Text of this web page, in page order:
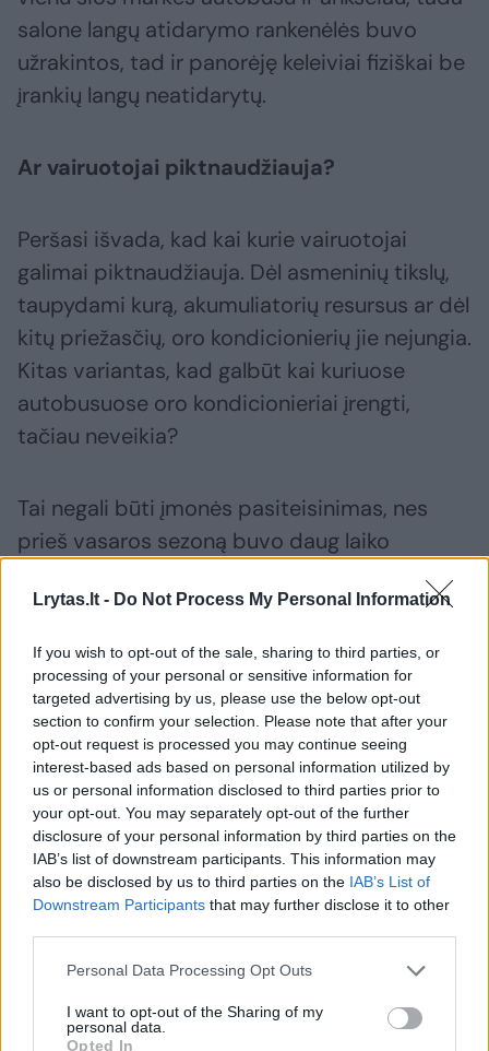
Lrytas.lt - Do Not Process My Personal Information
If you wish to opt-out of the sale, sharing to third parties, or
processing of your personal or sensitive information for
targeted advertising by us, please use the below opt-out
section to confirm your selection. Please note that after your
opt-out request is processed you may continue seeing
interest-based ads based on personal information utilized by
us or personal information disclosed to third parties prior to
your opt-out. You may separately opt-out of the further
disclosure of your personal information by third parties on the
IAB’s list of downstream participants. This information may
also be disclosed by us to third parties on the IAB’s List of
Downstream Participants that may further disclose it to other
Personal Data Processing Opt Outs
I want to opt-out of the Sharing of my
personal data.
Opted In
salone langų atidarymo rankenėlės buvo
užrakintos, tad ir panorėję keleiviai fiziškai be
įrankių langų neatidarytų.
Ar vairuotojai piktnaudžiauja?
Peršasi išvada, kad kai kurie vairuotojai
galimai piktnaudžiauja. Dėl asmeninių tikslų,
taupydami kurą, akumuliatorių resursus ar dėl
kitų priežasčių, oro kondicionierių jie nejungia.
Kitas variantas, kad galbūt kai kuriuose
autobusuose oro kondicionieriai įrengti,
tačiau neveikia?
Tai negali būti įmonės pasiteisinimas, nes
prieš vasaros sezoną buvo daug laiko
patikrinti oro kondicionierių veikimą ir, esant
reikalui, juos sutaisyti.
Susidaro įspūdis, kad įmonė nepakankamai
kontroliuoja situaciją ir, manau, nesirūpina,
kad Kauno miesto gyventojai ir svečiai gautų
kokybiškas viešojo transporto paslaugas.
Kai kurie turi ir sveikatos problemų, kurias
nenormalus karštis viešajame transporto gali
tik paskatinti. Ar asmenys, kurie atsakingi už
šių problemų sprendimą, patys važinėja
viešuoju transportu? Kai kuriose šalyse teko
važiuotu su žymiai senesniais autobusais nei